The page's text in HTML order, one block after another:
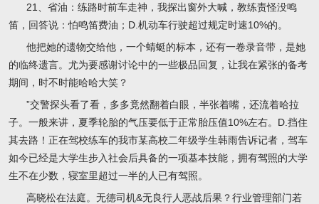
21、省油：练路时前车走神，我探出窗外大喊，教练责怪没鸣
笛，回答说：怕鸣笛费油；D.机动车行驶超过规定时速10%的。
他把她的遗物交给他，一个蜻蜓的标本，还有一卷录音带，是她
的临终遗言。尤为要感谢讨论中的一些极品回复，让我在紧张的备考
期间，时不时能哈哈大笑？
”交警探头看了看，多多竟然翻着白眼，半张着嘴，还流着哈拉
子。一般来讲，夏季轮胎的气压要低于正常胎压值10%左右。D.挡住
其去路！正在驾校练车的我市某高校二年级学生韩雨告诉记者，驾车
如今已经是大学生步入社会后具备的一项基本技能，拥有驾照的大学
生不在少数，寝室里超过一半的人已有驾照。
高晓松在法庭。无德司机&无良行人恶战后果？行业管理部门若